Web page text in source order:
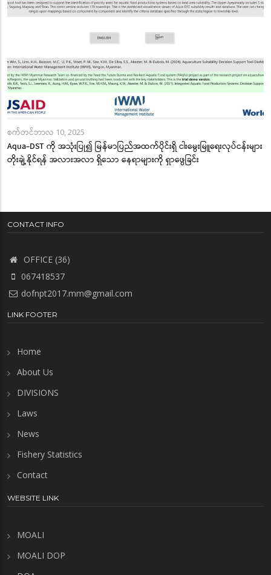
စက်တင်ဘာလ 10, 2025
Aqua-DST ကို အသုံးပြု၍ မြန်မာပြည်အထက်ပိုင်းရှိ ငါးမွေးမြူရေးလုပ်ငန်းများ
တိုးချဲ့နိုင်ရန် အလားအလာ ရှိသော နေရာများကို ရှာဖွေခြင်း
CONTACT INFO
OFFICE (36)
067418537
dofnpt2017.mm@gmail.com
LINK FOOTER
Home
About Us
DIVISIONS
Laws
News
Fishery Statistics
Contact
WEBSITE LINK
MOALI
MOALI DOP